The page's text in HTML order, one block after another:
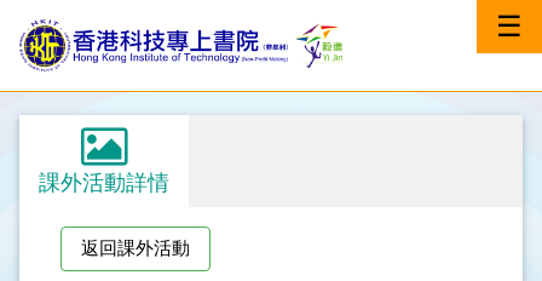
☰
課外活動詳情
返回課外活動